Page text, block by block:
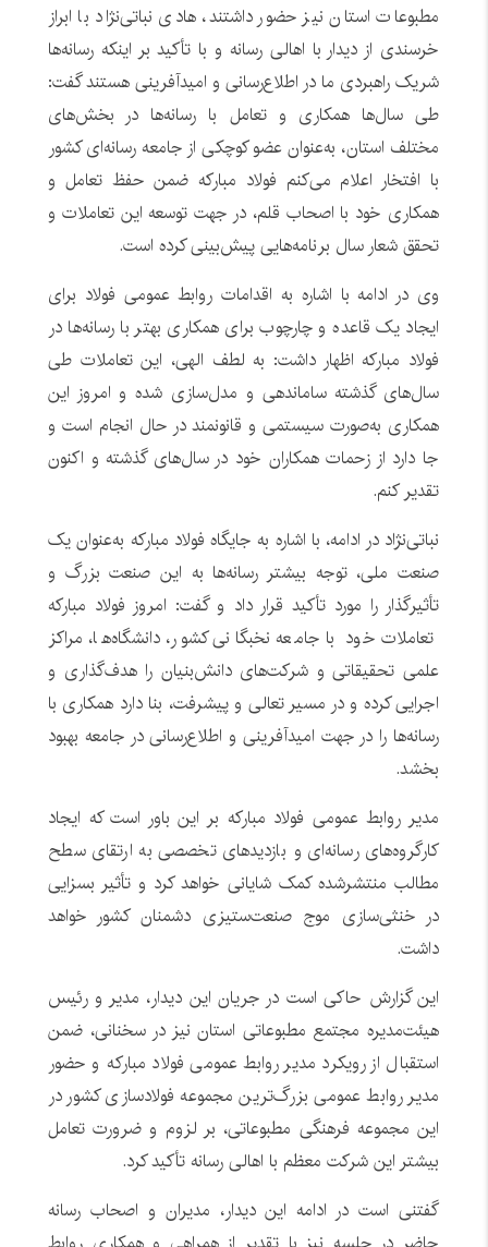
مطبوعات استان نیز حضور داشتند، هادی نباتی‌نژاد با ابراز
خرسندی از دیدار با اهالی رسانه و با تأکید بر اینکه رسانه‌ها
شریک راهبردی ما در اطلاع‌رسانی و امیدآفرینی هستند گفت:
طی سال‌ها همکاری و تعامل با رسانه‌ها در بخش‌های
مختلف استان، به‌عنوان عضو کوچکی از جامعه رسانه‌ای کشور
با افتخار اعلام می‌کنم فولاد مبارکه ضمن حفظ تعامل و
همکاری خود با اصحاب قلم، در جهت توسعه این تعاملات و
تحقق شعار سال برنامه‌هایی پیش‌بینی کرده است.
وی در ادامه با اشاره به اقدامات روابط عمومی فولاد برای
ایجاد یک قاعده و چارچوب برای همکاری بهتر با رسانه‌ها در
فولاد مبارکه اظهار داشت: به لطف الهی، این تعاملات طی
سال‌های گذشته ساماندهی و مدل‌سازی شده و امروز این
همکاری به‌صورت سیستمی و قانونمند در حال انجام است و
جا دارد از زحمات همکاران خود در سال‌های گذشته و اکنون
تقدیر کنم.
نباتی‌نژاد در ادامه، با اشاره به جایگاه فولاد مبارکه به‌عنوان یک
صنعت ملی، توجه بیشتر رسانه‌ها به این صنعت بزرگ و
تأثیرگذار را مورد تأکید قرار داد و گفت: امروز فولاد مبارکه
تعاملات خود با جامعه نخبگانی کشور، دانشگاه‌ها، مراکز
علمی تحقیقاتی و شرکت‌های دانش‌بنیان را هدف‌گذاری و
اجرایی کرده و در مسیر تعالی و پیشرفت، بنا دارد همکاری با
رسانه‌ها را در جهت امیدآفرینی و اطلاع‌رسانی در جامعه بهبود
بخشد.
مدیر روابط عمومی فولاد مبارکه بر این باور است که ایجاد
کارگروه‌های رسانه‌ای و بازدیدهای تخصصی به ارتقای سطح
مطالب منتشرشده کمک شایانی خواهد کرد و تأثیر بسزایی
در خنثی‌سازی موج صنعت‌ستیزی دشمنان کشور خواهد
داشت.
این گزارش حاکی است در جریان این دیدار، مدیر و رئیس
هیئت‌مدیره مجتمع مطبوعاتی استان نیز در سخنانی، ضمن
استقبال از رویکرد مدیر روابط عمومی فولاد مبارکه و حضور
مدیر روابط عمومی بزرگ‌ترین مجموعه فولادسازی کشور در
این مجموعه فرهنگی مطبوعاتی، بر لزوم و ضرورت تعامل
بیشتر این شرکت معظم با اهالی رسانه تأکید کرد.
گفتنی است در ادامه این دیدار، مدیران و اصحاب رسانه